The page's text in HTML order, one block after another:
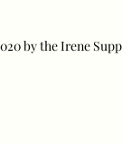
by the Irene